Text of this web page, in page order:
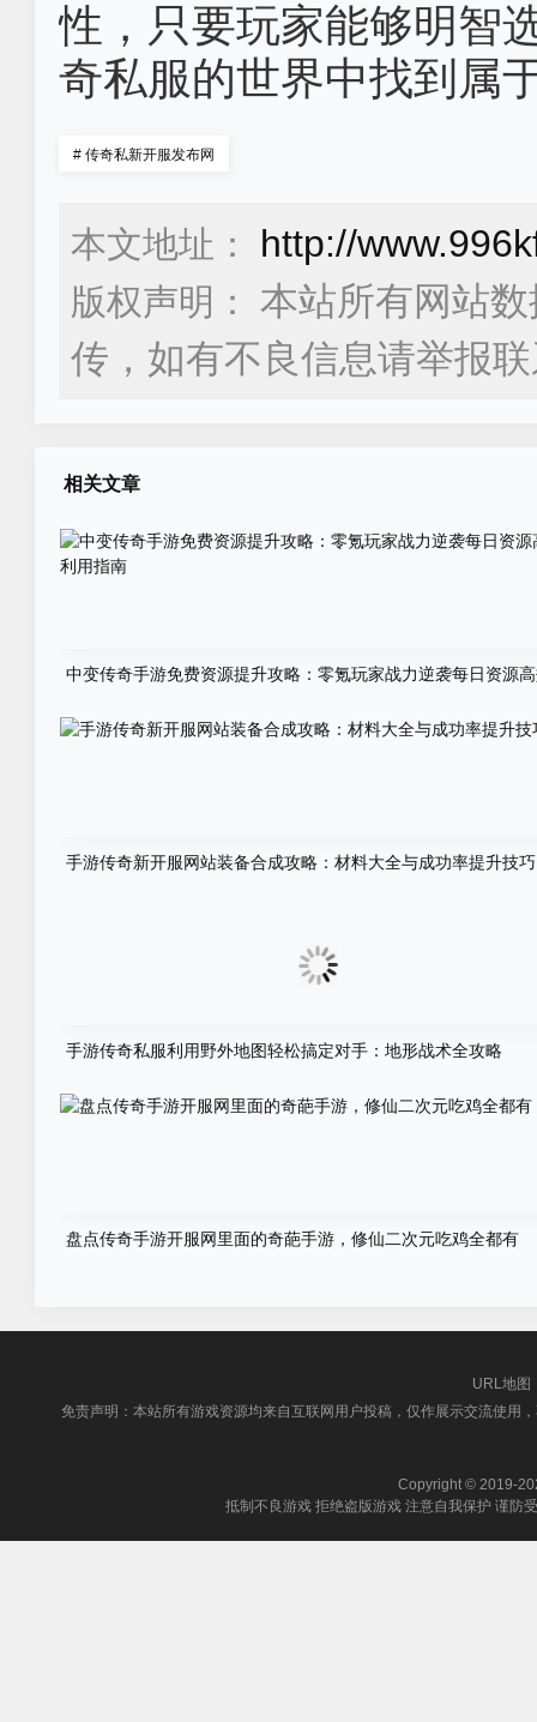
性，只要玩家能够明智
奇私服的世界中找到属
# 传奇私新开服发布网
本文地址： http://
版权声明：
本站所有网站
传，如有不良信息请举报
相关文章
中变传奇手游免费资源提升攻略：零氪玩家战力逆袭每日资源
手游传奇新开服网站装备合成攻略：材料大全与成功率提升技巧
手游传奇私服利用野外地图轻松搞定对手：地形战术全攻略
盘点传奇手游开服网里面的奇葩手游，修仙二次元吃鸡全都有
URL地图
免责声明：本站所有游戏资源均来自互联网用户投稿，仅作展示交流使用
Copyright © 2019-
抵制不良游戏 拒绝盗版游戏 注意自我保护 谨